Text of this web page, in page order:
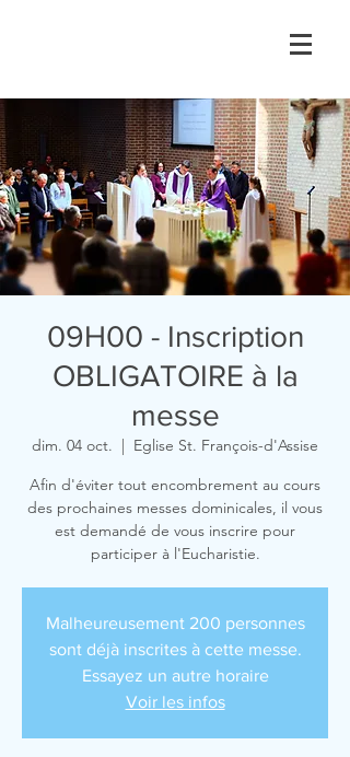
09H00 - Inscription
OBLIGATOIRE à la
messe
dim. 04 oct.
  |
Eglise St. François-d'Assise
Afin d'éviter tout encombrement au cours
des prochaines messes dominicales, il vous
est demandé de vous inscrire pour
participer à l'Eucharistie.
Malheureusement 200 personnes
sont déjà inscrites à cette messe.
Essayez un autre horaire
Voir les infos